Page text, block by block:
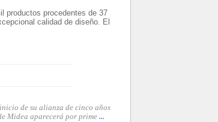
productos procedentes de 37
calidad de diseño. El
de su alianza de cinco años
Midea aparecerá por prime...